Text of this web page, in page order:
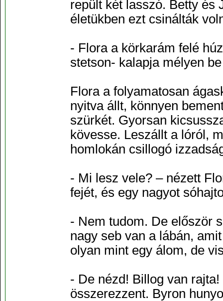
repült két lasszó. Betty és
életükben ezt csinálták
- Flora a körkarám felé
stetson- kalapja mélyen
Flora a folyamatosan
nyitva állt, könnyen
szürkét. Gyorsan
kövesse. Leszállt a lóról,
homlokán csillogó
- Mi lesz vele? – nézett
fejét, és egy nagyot
- Nem tudom. De először
nagy seb van a lábán,
olyan mint egy álom, de
- De nézd! Billog van
összerezzent. Byron